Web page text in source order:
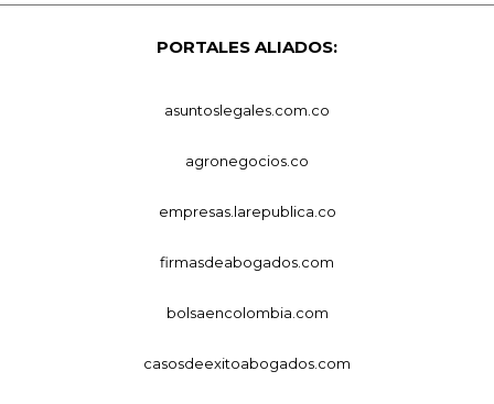
PORTALES ALIADOS:
asuntoslegales.com.co
agronegocios.co
empresas.larepublica.co
firmasdeabogados.com
bolsaencolombia.com
casosdeexitoabogados.com